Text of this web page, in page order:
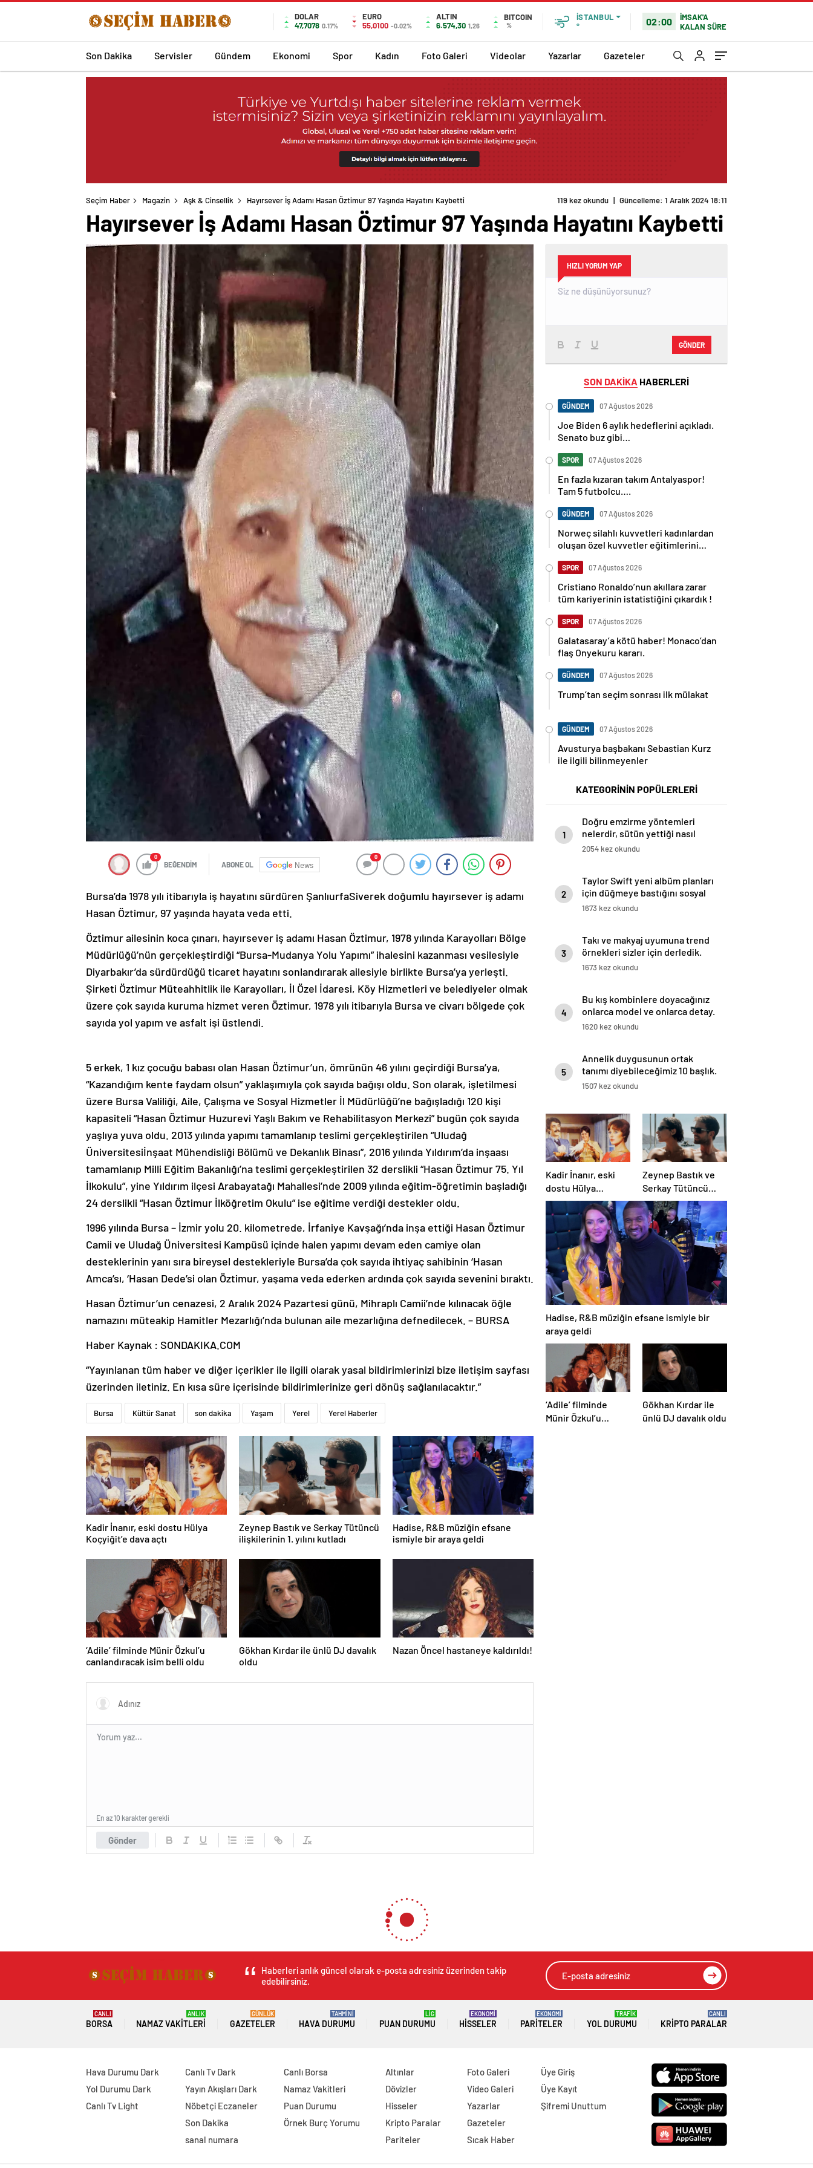
DOLAR
47,7078 0.17%
EURO
55,0100 -0.02%
ALTIN
6.574,30 1,26
BITCOIN
%
İSTANBUL
°
02:00
İMSAK'A
KALAN SÜRE
Son Dakika Servisler Gündem Ekonomi Spor Kadın Foto Galeri Videolar Yazarlar Gazeteler
Seçim Haber Magazin Aşk & Cinsellik Hayırsever İş Adamı Hasan Öztimur 97 Yaşında Hayatını Kaybetti 119 kez okundu | Güncelleme: 1 Aralık 2024 18:11
Hayırsever İş Adamı Hasan Öztimur 97 Yaşında Hayatını Kaybetti
0
BEĞENDİM ABONE OL News
0
Bursa’da 1978 yılı itibarıyla iş hayatını sürdüren ŞanlıurfaSiverek doğumlu hayırsever iş adamı
Hasan Öztimur, 97 yaşında hayata veda etti.
Öztimur ailesinin koca çınarı, hayırsever iş adamı Hasan Öztimur, 1978 yılında Karayolları Bölge
Müdürlüğü’nün gerçekleştirdiği “Bursa-Mudanya Yolu Yapımı” ihalesini kazanması vesilesiyle
Diyarbakır’da sürdürdüğü ticaret hayatını sonlandırarak ailesiyle birlikte Bursa’ya yerleşti.
Şirketi Öztimur Müteahhitlik ile Karayolları, İl Özel İdaresi, Köy Hizmetleri ve belediyeler olmak
üzere çok sayıda kuruma hizmet veren Öztimur, 1978 yılı itibarıyla Bursa ve civarı bölgede çok
sayıda yol yapım ve asfalt işi üstlendi.
5 erkek, 1 kız çocuğu babası olan Hasan Öztimur’un, ömrünün 46 yılını geçirdiği Bursa’ya,
“Kazandığım kente faydam olsun” yaklaşımıyla çok sayıda bağışı oldu. Son olarak, işletilmesi
üzere Bursa Valiliği, Aile, Çalışma ve Sosyal Hizmetler İl Müdürlüğü’ne bağışladığı 120 kişi
kapasiteli “Hasan Öztimur Huzurevi Yaşlı Bakım ve Rehabilitasyon Merkezi” bugün çok sayıda
yaşlıya yuva oldu. 2013 yılında yapımı tamamlanıp teslimi gerçekleştirilen “Uludağ
Üniversitesiİnşaat Mühendisliği Bölümü ve Dekanlık Binası”, 2016 yılında Yıldırım’da inşaası
tamamlanıp Milli Eğitim Bakanlığı’na teslimi gerçekleştirilen 32 derslikli “Hasan Öztimur 75. Yıl
İlkokulu”, yine Yıldırım ilçesi Arabayatağı Mahallesi’nde 2009 yılında eğitim-öğretimin başladığı
24 derslikli “Hasan Öztimur İlköğretim Okulu” ise eğitime verdiği destekler oldu.
1996 yılında Bursa – İzmir yolu 20. kilometrede, İrfaniye Kavşağı’nda inşa ettiği Hasan Öztimur
Camii ve Uludağ Üniversitesi Kampüsü içinde halen yapımı devam eden camiye olan
desteklerinin yanı sıra bireysel destekleriyle Bursa’da çok sayıda ihtiyaç sahibinin ‘Hasan
Amca’sı, ‘Hasan Dede’si olan Öztimur, yaşama veda ederken ardında çok sayıda sevenini bıraktı.
Hasan Öztimur’un cenazesi, 2 Aralık 2024 Pazartesi günü, Mihraplı Camii’nde kılınacak öğle
namazını müteakip Hamitler Mezarlığı’nda bulunan aile mezarlığına defnedilecek. – BURSA
Haber Kaynak : SONDAKIKA.COM
“Yayınlanan tüm haber ve diğer içerikler ile ilgili olarak yasal bildirimlerinizi bize iletişim sayfası
üzerinden iletiniz. En kısa süre içerisinde bildirimlerinize geri dönüş sağlanılacaktır.”
Bursa Kültür Sanat son dakika Yaşam Yerel Yerel Haberler
Kadir İnanır, eski dostu Hülya
Koçyiğit’e dava açtı
Zeynep Bastık ve Serkay Tütüncü
ilişkilerinin 1. yılını kutladı
Hadise, R&B müziğin efsane
ismiyle bir araya geldi
‘Adile’ filminde Münir Özkul’u
canlandıracak isim belli oldu
Gökhan Kırdar ile ünlü DJ davalık
oldu
Nazan Öncel hastaneye kaldırıldı!
Gönder
En az 10 karakter gerekli
HIZLI YORUM YAP
GÖNDER
SON DAKİKA HABERLERİ
GÜNDEM 07 Ağustos 2026
Joe Biden 6 aylık hedeflerini açıkladı.
Senato buz gibi…
SPOR 07 Ağustos 2026
En fazla kızaran takım Antalyaspor!
Tam 5 futbolcu….
GÜNDEM 07 Ağustos 2026
Norweç silahlı kuvvetleri kadınlardan
oluşan özel kuvvetler eğitimlerini
SPOR 07 Ağustos 2026
Cristiano Ronaldo’nun akıllara zarar
tüm kariyerinin istatistiğini çıkardık !
SPOR 07 Ağustos 2026
Galatasaray’a kötü haber! Monaco’dan
flaş Onyekuru kararı.
GÜNDEM 07 Ağustos 2026
Trump’tan seçim sonrası ilk mülakat
GÜNDEM 07 Ağustos 2026
Avusturya başbakanı Sebastian Kurz
ile ilgili bilinmeyenler
KATEGORİNİN POPÜLERLERİ
1
Doğru emzirme yöntemleri
nelerdir, sütün yettiği nasıl
anlaşılır?
2054 kez okundu
2
Taylor Swift yeni albüm planları
için düğmeye bastığını sosyal
medyadan duyurdu!
1673 kez okundu
3
Takı ve makyaj uyumuna trend
örnekleri sizler için derledik.
1673 kez okundu
4
Bu kış kombinlere doyacağınız
onlarca model ve onlarca detay.
1620 kez okundu
5
Annelik duygusunun ortak
tanımı diyebileceğimiz 10 başlık.
1507 kez okundu
Kadir İnanır, eski
dostu Hülya
Koçyiğit’e dava açtı
Zeynep Bastık ve
Serkay Tütüncü
ilişkilerinin 1. yılını
kutladı
Hadise, R&B müziğin efsane ismiyle bir
araya geldi
‘Adile’ filminde
Münir Özkul’u
Gökhan Kırdar ile
ünlü DJ davalık oldu
Haberleri anlık güncel olarak e-posta adresiniz üzerinden takip
edebilirsiniz.
BORSA
CANLI
NAMAZ VAKITLERI
ANLIK
GAZETELER
GÜNLÜK
HAVA DURUMU
TAHMİNİ
PUAN DURUMU
LİG
HISSELER
EKONOMİ
PARITELER
EKONOMİ
YOL DURUMU
TRAFİK
KRIPTO PARALAR
CANLI
Hava Durumu Dark
Yol Durumu Dark
Canlı Tv Light
Canlı Tv Dark
Yayın Akışları Dark
Nöbetçi Eczaneler
Son Dakika
sanal numara
Canlı Borsa
Namaz Vakitleri
Puan Durumu
Örnek Burç Yorumu
Altınlar
Dövizler
Hisseler
Kripto Paralar
Pariteler
Foto Galeri
Video Galeri
Yazarlar
Gazeteler
Sıcak Haber
Üye Giriş
Üye Kayıt
Şifremi Unuttum